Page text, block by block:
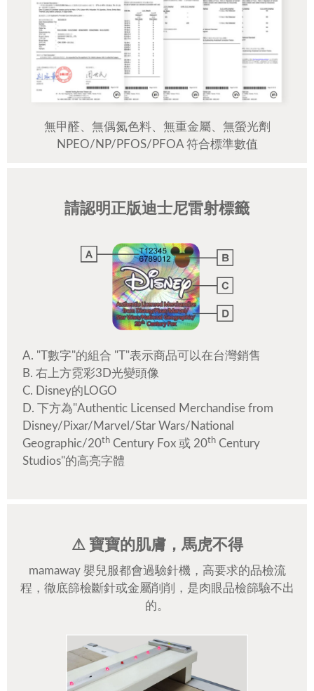
無甲醛、無偶氮色料、無重金屬、無螢光劑
NPEO/NP/PFOS/PFOA 符合標準數值
請認明正版迪士尼雷射標籤
A. "T數字"的組合 "T"表示商品可以在台灣銷售
B. 右上方霓彩3D光變頭像
C. Disney的LOGO
D. 下方為"Authentic Licensed Merchandise from
Disney/Pixar/Marvel/Star Wars/National
Geographic/20th Century Fox 或 20th Century
Studios"的高亮字體
⚠ 寶寶的肌膚，馬虎不得
mamaway 嬰兒服都會過驗針機，高要求的品檢流
程，徹底篩檢斷針或金屬削削，是肉眼品檢篩驗不出
的。